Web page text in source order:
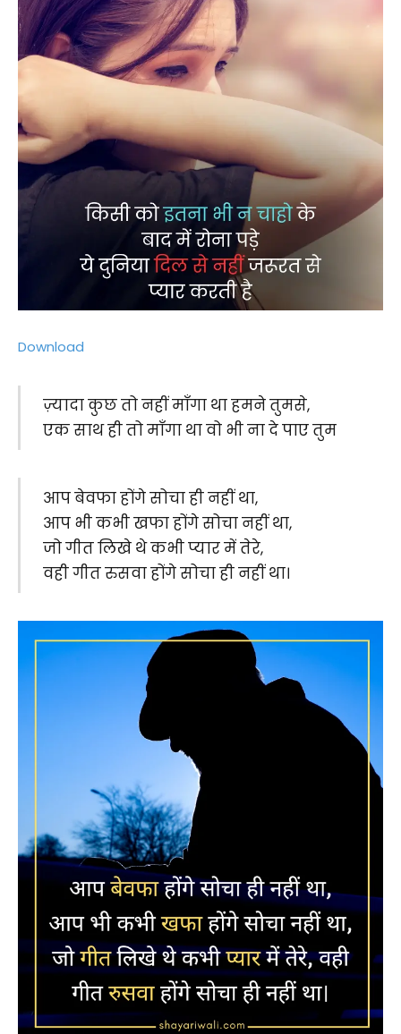
Download
ज़्यादा कुछ तो नहीं माँगा था हमने तुमसे,
एक साथ ही तो माँगा था वो भी ना दे पाए तुम
आप बेवफा होंगे सोचा ही नहीं था,
आप भी कभी खफा होंगे सोचा नहीं था,
जो गीत लिखे थे कभी प्यार में तेरे,
वही गीत रुसवा होंगे सोचा ही नहीं था।